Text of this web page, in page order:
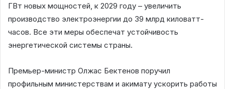
ГВт новых мощностей, к 2029 году – увеличить
производство электроэнергии до 39 млрд киловатт-
часов. Все эти меры обеспечат устойчивость
энергетической системы страны.
Премьер-министр Олжас Бектенов поручил
профильным министерствам и акимату ускорить работы